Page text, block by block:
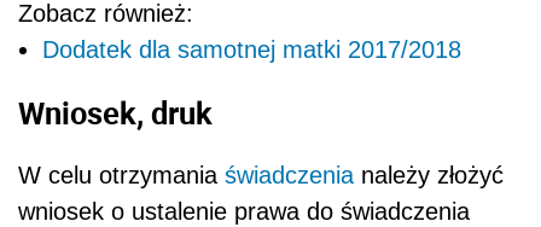
Zobacz również:
Dodatek dla samotnej matki 2017/2018
Wniosek, druk
W celu otrzymania świadczenia należy złożyć
wniosek o ustalenie prawa do świadczenia